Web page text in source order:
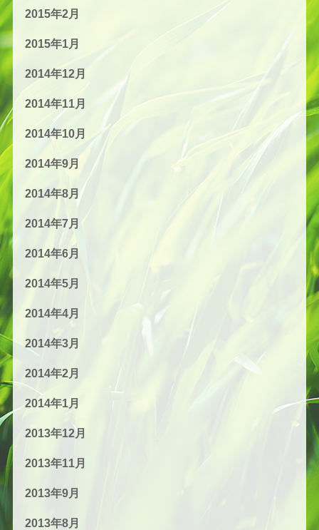
2015年2月
2015年1月
2014年12月
2014年11月
2014年10月
2014年9月
2014年8月
2014年7月
2014年6月
2014年5月
2014年4月
2014年3月
2014年2月
2014年1月
2013年12月
2013年11月
2013年9月
2013年8月